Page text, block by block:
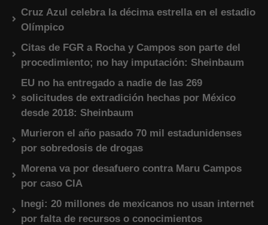
Cruz Azul celebra la décima estrella en el estadio
Olímpico
Citas de FGR a Rocha y Campos son parte del
procedimiento; no hay imputación: Sheinbaum
EU no ha entregado a nadie de las 269
solicitudes de extradición hechas por México
desde 2018: Sheinbaum
Murieron el año pasado 70 mil estadunidenses
por sobredosis de drogas
Morena va por desafuero contra Maru Campos
por caso CIA
Inegi: 20 millones de mexicanos no usan internet
por falta de recursos o conocimientos